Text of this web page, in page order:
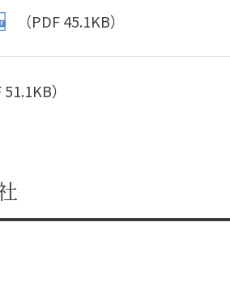
（PDF 45.1KB）
51.1KB）